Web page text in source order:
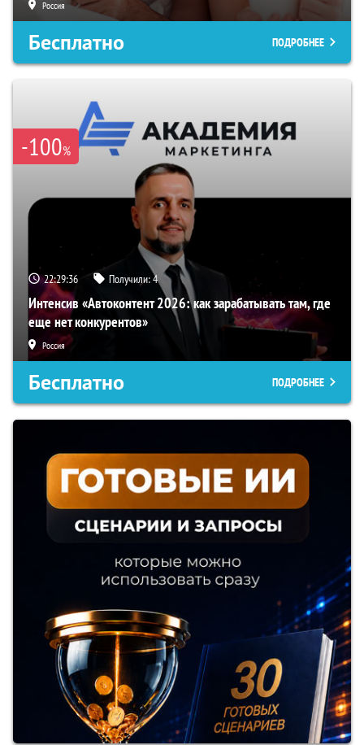
Россия
Бесплатно ПОДРОБНЕЕ
-100%
22:29:35 Получили:4
Интенсив «Автоконтент 2026: как зарабатывать там, где
еще нет конкурентов»
Россия
Бесплатно ПОДРОБНЕЕ